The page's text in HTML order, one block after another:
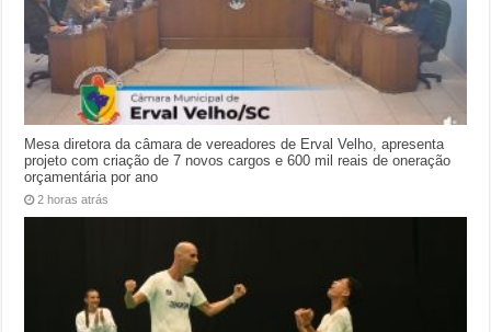
Mesa diretora da câmara de vereadores de Erval Velho, apresenta
projeto com criação de 7 novos cargos e 600 mil reais de oneração
orçamentária por ano
2 horas atrás